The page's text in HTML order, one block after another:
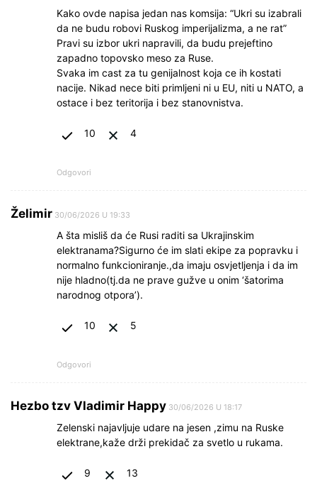
Kako ovde napisa jedan nas komsija: “Ukri su izabrali
da ne budu robovi Ruskog imperijalizma, a ne rat”
Pravi su izbor ukri napravili, da budu prejeftino
zapadno topovsko meso za Ruse.
Svaka im cast za tu genijalnost koja ce ih kostati
nacije. Nikad nece biti primljeni ni u EU, niti u NATO, a
ostace i bez teritorija i bez stanovnistva.
10 4
Odgovori
Želimir 30/06/2026 U 19:33
A šta misliš da će Rusi raditi sa Ukrajinskim
elektranama?Sigurno će im slati ekipe za popravku i
normalno funkcioniranje.,da imaju osvjetljenja i da im
nije hladno(tj.da ne prave gužve u onim ‘šatorima
narodnog otpora’).
10 5
Odgovori
Hezbo tzv Vladimir Happy 30/06/2026 U 18:17
Zelenski najavljuje udare na jesen ,zimu na Ruske
elektrane,kaže drži prekidač za svetlo u rukama.
9 13